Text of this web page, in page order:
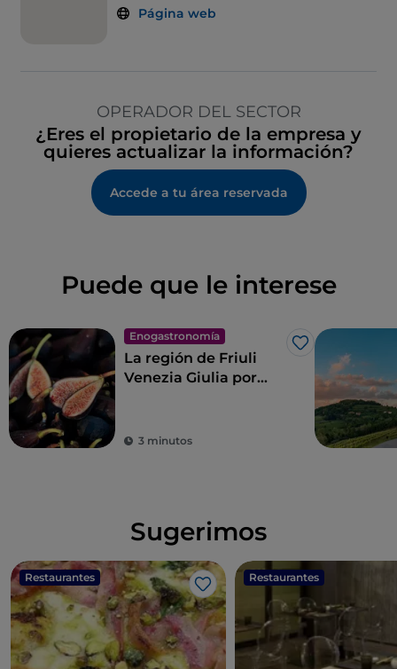
Página web
OPERADOR DEL SECTOR
¿Eres el propietario de la empresa y
quieres actualizar la información?
Accede a tu área reservada
Puede que le interese
Enogastronomía
Me gusta
La región de Friuli
Venezia Giulia por
3 minutos
Sugerimos
Restaurantes
Me gusta
Restaurantes